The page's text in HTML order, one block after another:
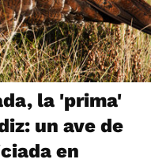
la 'prima'
un ave de
en